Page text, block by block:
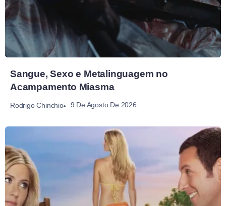
Sangue, Sexo e Metalinguagem no
Acampamento Miasma
Rodrigo Chinchio 9 De Agosto De 2026